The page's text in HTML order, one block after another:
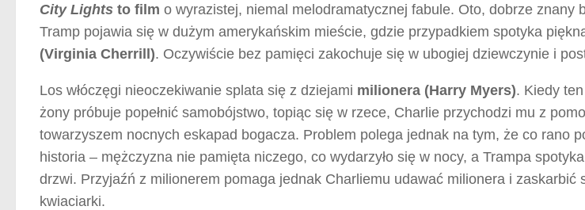
City Lights to film o wyrazistej, niemal melodramatycznej fabule. Oto, dobrze znany
Tramp pojawia się w dużym amerykańskim mieście, gdzie przypadkiem spotyka
(Virginia Cherrill). Oczywiście bez pamięci zakochuje się w ubogiej dziewczynie i
Los włóczęgi nieoczekiwanie splata się z dziejami milionera (Harry Myers). Kiedy
żony próbuje popełnić samobójstwo, topiąc się w rzece, Charlie przychodzi mu z
towarzyszem nocnych eskapad bogacza. Problem polega jednak na tym, że co rano
historia – mężczyzna nie pamięta niczego, co wydarzyło się w nocy, a Trampa
drzwi. Przyjaźń z milionerem pomaga jednak Charliemu udawać milionera i zaskarbić
kwiaciarki.